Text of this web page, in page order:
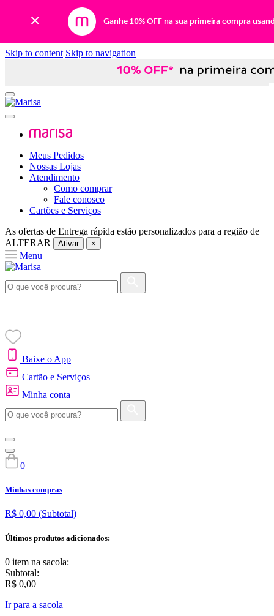
Ganhe 10% OFF na sua primeira compra
Skip to content Skip to navigation
Meus Pedidos
Nossas Lojas
Atendimento
Como comprar
Fale conosco
Cartões e Serviços
As ofertas de Entrega rápida estão personalizados para a região de
ALTERAR
Ativar ×
Menu
Baixe o App
Cartão e Serviços
Minha conta
0
Minhas compras
R$ 0,00 (Subtotal)
Últimos produtos adicionados:
0 item na sacola:
Subtotal:
R$ 0,00
Ir para a sacola